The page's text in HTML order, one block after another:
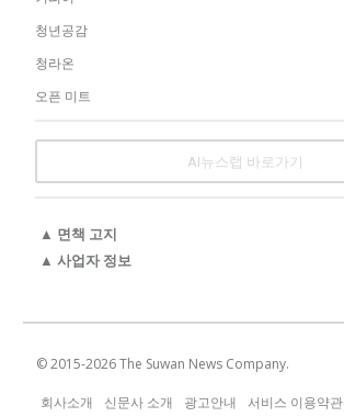
청년공감
청라온
오픈 미트
AI뉴스랩 바로가기
▲ 면책 고지
▲ 사업자 정보
© 2015-2026The Suwan News Company.
회사소개 신문사 소개 광고안내 서비스 이용약관